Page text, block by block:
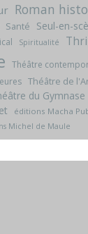
Roman
Santé Seul-en-
Spiritualité
Théâtre
Théâtre de
du
éditions Macha
Michel de Maule